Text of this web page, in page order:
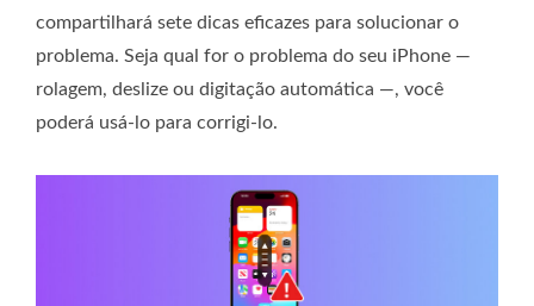
compartilhará sete dicas eficazes para solucionar o
problema. Seja qual for o problema do seu iPhone —
rolagem, deslize ou digitação automática —, você
poderá usá-lo para corrigi-lo.